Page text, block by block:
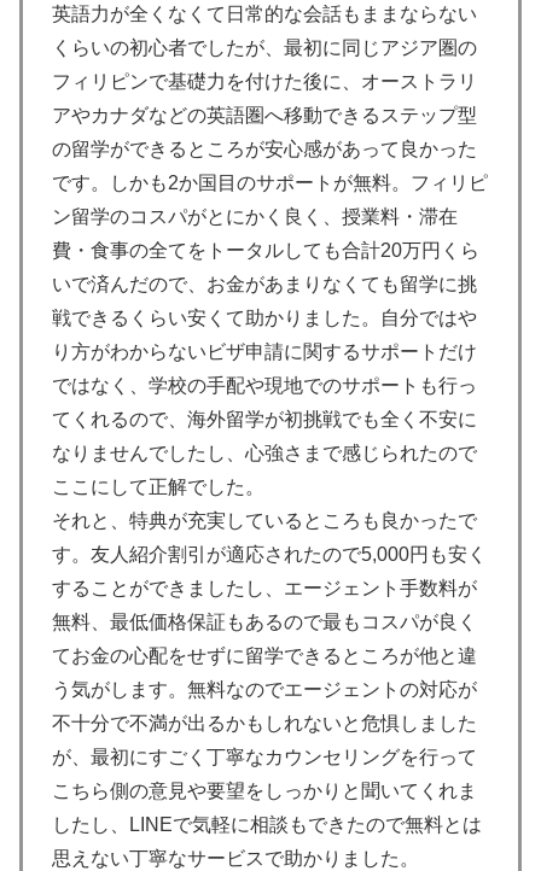
英語力が全くなくて日常的な会話もままならない
くらいの初心者でしたが、最初に同じアジア圏の
フィリピンで基礎力を付けた後に、オーストラリ
アやカナダなどの英語圏へ移動できるステップ型
の留学ができるところが安心感があって良かった
です。しかも2か国目のサポートが無料。フィリピ
ン留学のコスパがとにかく良く、授業料・滞在
費・食事の全てをトータルしても合計20万円くら
いで済んだので、お金があまりなくても留学に挑
戦できるくらい安くて助かりました。自分ではや
り方がわからないビザ申請に関するサポートだけ
ではなく、学校の手配や現地でのサポートも行っ
てくれるので、海外留学が初挑戦でも全く不安に
なりませんでしたし、心強さまで感じられたので
ここにして正解でした。
それと、特典が充実しているところも良かったで
す。友人紹介割引が適応されたので5,000円も安く
することができましたし、エージェント手数料が
無料、最低価格保証もあるので最もコスパが良く
てお金の心配をせずに留学できるところが他と違
う気がします。無料なのでエージェントの対応が
不十分で不満が出るかもしれないと危惧しました
が、最初にすごく丁寧なカウンセリングを行って
こちら側の意見や要望をしっかりと聞いてくれま
したし、LINEで気軽に相談もできたので無料とは
思えない丁寧なサービスで助かりました。